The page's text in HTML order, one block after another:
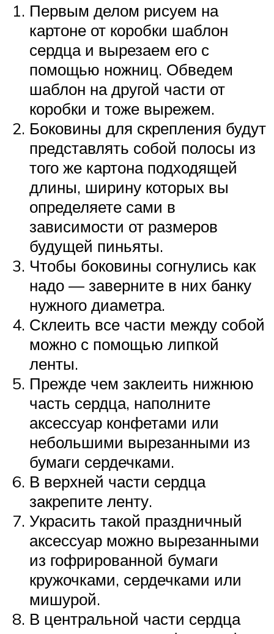
Первым делом рисуем на
картоне от коробки шаблон
сердца и вырезаем его с
помощью ножниц. Обведем
шаблон на другой части от
коробки и тоже вырежем.
Боковины для скрепления будут
представлять собой полосы из
того же картона подходящей
длины, ширину которых вы
определяете сами в
зависимости от размеров
будущей пиньяты.
Чтобы боковины согнулись как
надо — заверните в них банку
нужного диаметра.
Склеить все части между собой
можно с помощью липкой
ленты.
Прежде чем заклеить нижнюю
часть сердца, наполните
аксессуар конфетами или
небольшими вырезанными из
бумаги сердечками.
В верхней части сердца
закрепите ленту.
Украсить такой праздничный
аксессуар можно вырезанными
из гофрированной бумаги
кружочками, сердечками или
мишурой.
В центральной части сердца